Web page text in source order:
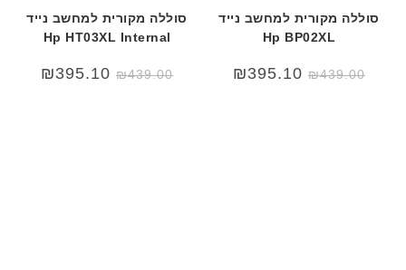
סוללה מקורית למחשב נייד
Hp BP02XL
המחיר
המקורי
₪439.00
המחיר
הנוכחי
₪395.10
סוללה מקורית למחשב נייד
Hp HT03XL Internal
₪439.00
₪395.10